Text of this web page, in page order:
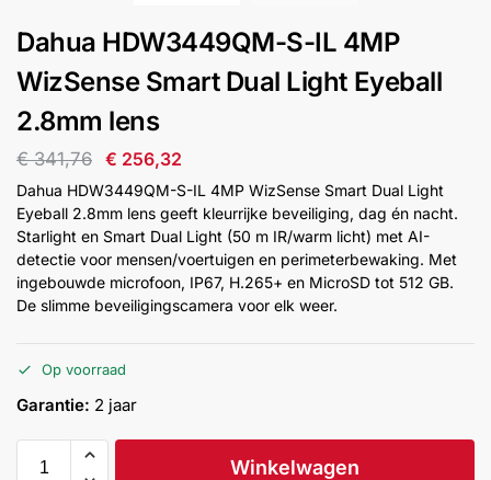
Inbraakbeveiliging
Merken
Outlet SALE
Help &
service
Dahua HDW3449QM-S-IL 4MP
WizSense Smart Dual Light Eyeball
2.8mm lens
€341,76 € 256,32
Dahua HDW3449QM-S-IL 4MP WizSense Smart Dual Light
Eyeball 2.8mm lens geeft kleurrijke beveiliging, dag én nacht.
Starlight en Smart Dual Light (50 m IR/warm licht) met AI-
detectie voor mensen/voertuigen en perimeterbewaking. Met
ingebouwde microfoon, IP67, H.265+ en MicroSD tot 512 GB.
De slimme beveiligingscamera voor elk weer.
Op voorraad
Garantie: 2 jaar
Winkelwagen